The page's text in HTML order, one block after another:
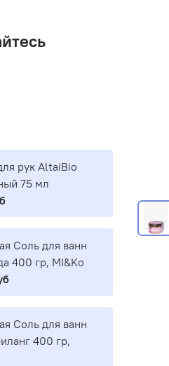
рук AltaiBio
75 мл
Соль для ванн
400 гр, MI&Ko
Соль для ванн
400 гр,